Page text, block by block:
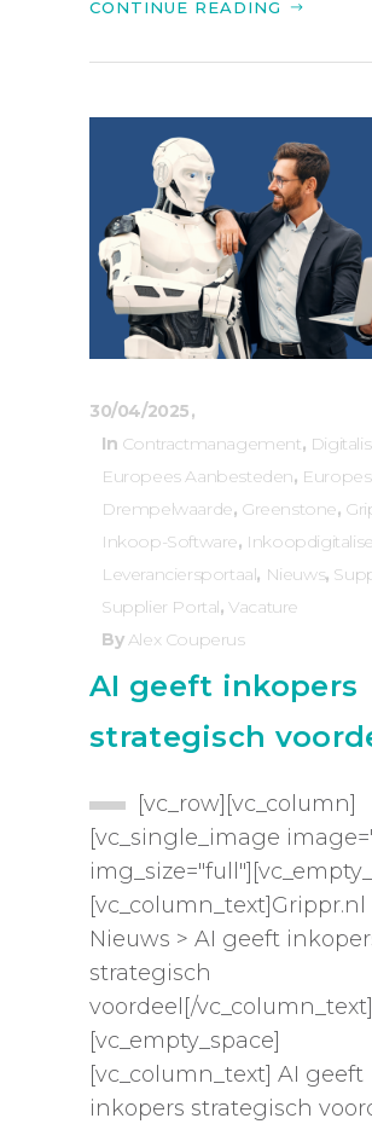
CONTINUE READING
30/04/2025
In Contractmanagement,
Europees Aanbesteden,
Drempelwaarde, Greenstone,
Inkoop-Software,
Leveranciersportaal, Nieuws,
Supplier Portal,Vacature
ByAlex Couperus
AI geeft inkopers
strategisch
[vc_row][vc_column]
[vc_single_image
[vc_column_text]Grippr.nl
Nieuws > AI geeft
strategisch
voordeel[/vc_column_text]
[vc_empty_space]
[vc_column_text] AI geeft
inkopers strategisch